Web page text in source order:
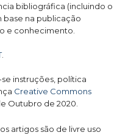
bibliográfica (incluindo o
base na publicação
e conhecimento.
.
instruções, política
Creative Commons
Outubro de 2020.
artigos são de livre uso